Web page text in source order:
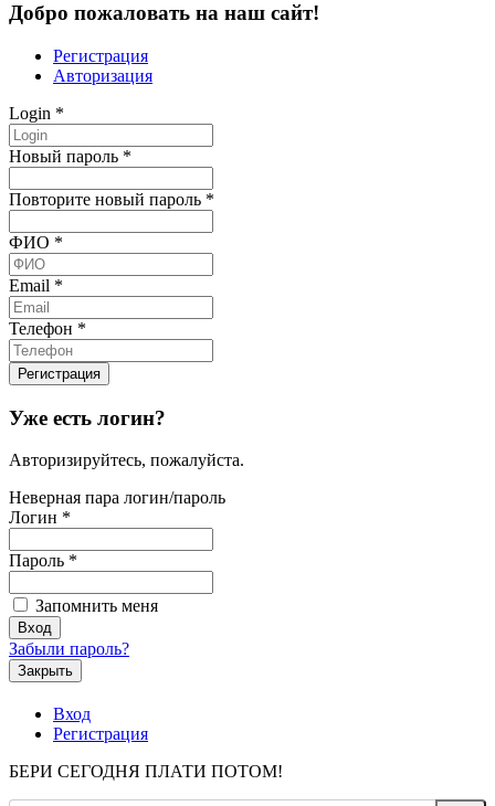
Добро пожаловать на наш сайт!
Регистрация
Авторизация
Login *
Новый пароль *
Повторите новый пароль *
ФИО *
Email *
Телефон *
Уже есть логин?
Авторизируйтесь, пожалуйста.
Неверная пара логин/пароль
Логин *
Пароль *
Запомнить меня
Забыли пароль?
Закрыть
Вход
Регистрация
БЕРИ СЕГОДНЯ ПЛАТИ ПОТОМ!